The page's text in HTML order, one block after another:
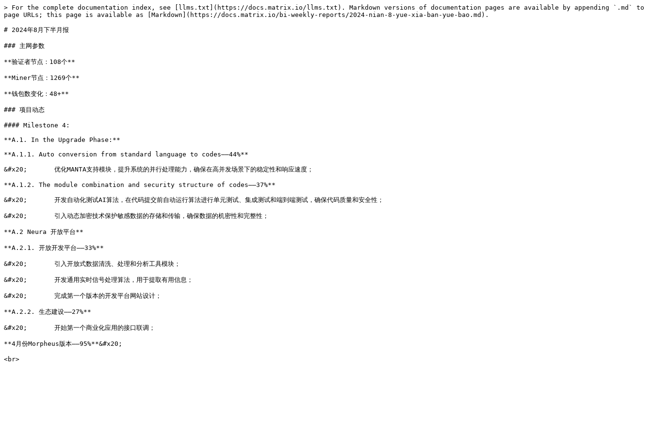
> For the complete documentation index, see [llms.txt](https://docs.matrix.io/llms.txt). Markdown versions of documentation pages are available by appending `.md` to
page URLs; this page is available as [Markdown](https://docs.matrix.io/bi-weekly-reports/2024-nian-8-yue-xia-ban-yue-bao.md).
# 2024年8月下半月报
### 主网参数
**验证者节点：108个**
**Miner节点：1269个**
**钱包数变化：48+**
### 项目动态
#### Milestone 4:
**A.1. In the Upgrade Phase:**
**A.1.1. Auto conversion from standard language to codes——44%**
&#x20;       优化MANTA支持模块，提升系统的并行处理能力，确保在高并发场景下的稳定性和响应速度；
**A.1.2. The module combination and security structure of codes——37%**
&#x20;       开发自动化测试AI算法，在代码提交前自动运行算法进行单元测试、集成测试和端到端测试，确保代码质量和安全性；
&#x20;       引入动态加密技术保护敏感数据的存储和传输，确保数据的机密性和完整性；
**A.2 Neura 开放平台**
**A.2.1. 开放开发平台——33%**
&#x20;       引入开放式数据清洗、处理和分析工具模块；
&#x20;       开发通用实时信号处理算法，用于提取有用信息；
&#x20;       完成第一个版本的开发平台网站设计；
**A.2.2. 生态建设——27%**
&#x20;       开始第一个商业化应用的接口联调；
**4月份Morpheus版本——95%**&#x20;